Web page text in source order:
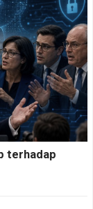
terhadap